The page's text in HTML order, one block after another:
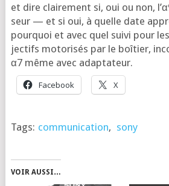
et dire clai­re­ment si, oui ou non,
seur — et si oui, à quelle date
pour­quoi et avec quel sui­vi pour
jec­tifs moto­ri­sés par le boî­tier,
α7 même avec adaptateur.
Face­book X
Tags: communication, sony
VOIR AUSSI…